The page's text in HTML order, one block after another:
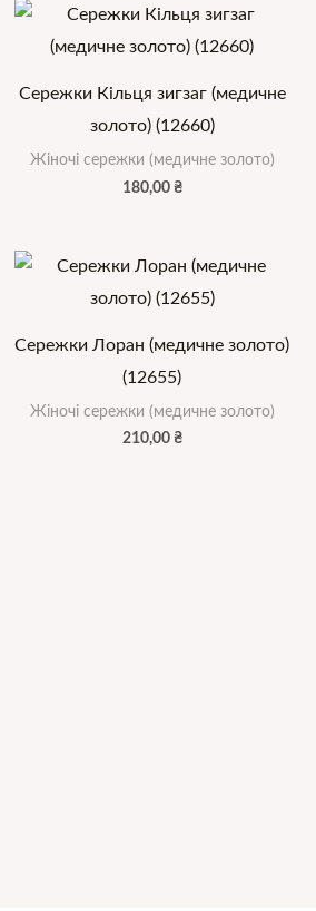
Сережки Кільця зигзаг (медичне
золото) (12660)
Жіночі сережки (медичне золото)
180,00 ₴
Сережки Лоран (медичне золото)
(12655)
Жіночі сережки (медичне золото)
210,00 ₴